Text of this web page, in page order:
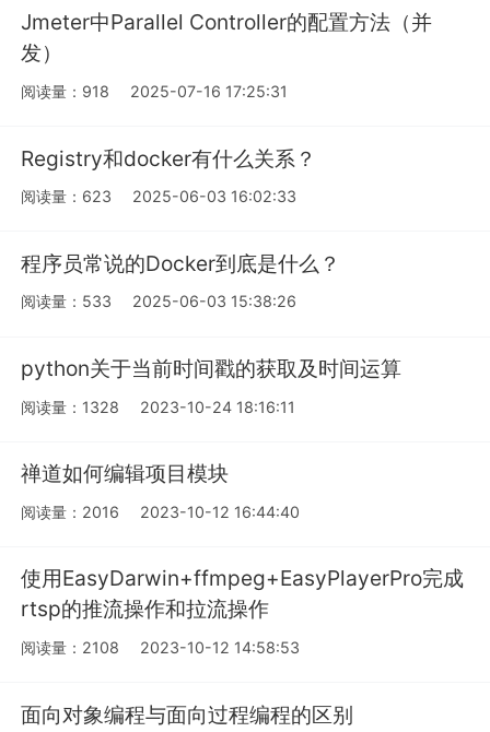
Jmeter中Parallel Controller的配置方法（并
发）
阅读量：918 2025-07-16 17:25:31
Registry和docker有什么关系？
阅读量：623 2025-06-03 16:02:33
程序员常说的Docker到底是什么？
阅读量：533 2025-06-03 15:38:26
python关于当前时间戳的获取及时间运算
阅读量：1328 2023-10-24 18:16:11
禅道如何编辑项目模块
阅读量：2016 2023-10-12 16:44:40
使用EasyDarwin+ffmpeg+EasyPlayerPro完成
rtsp的推流操作和拉流操作
阅读量：2108 2023-10-12 14:58:53
面向对象编程与面向过程编程的区别